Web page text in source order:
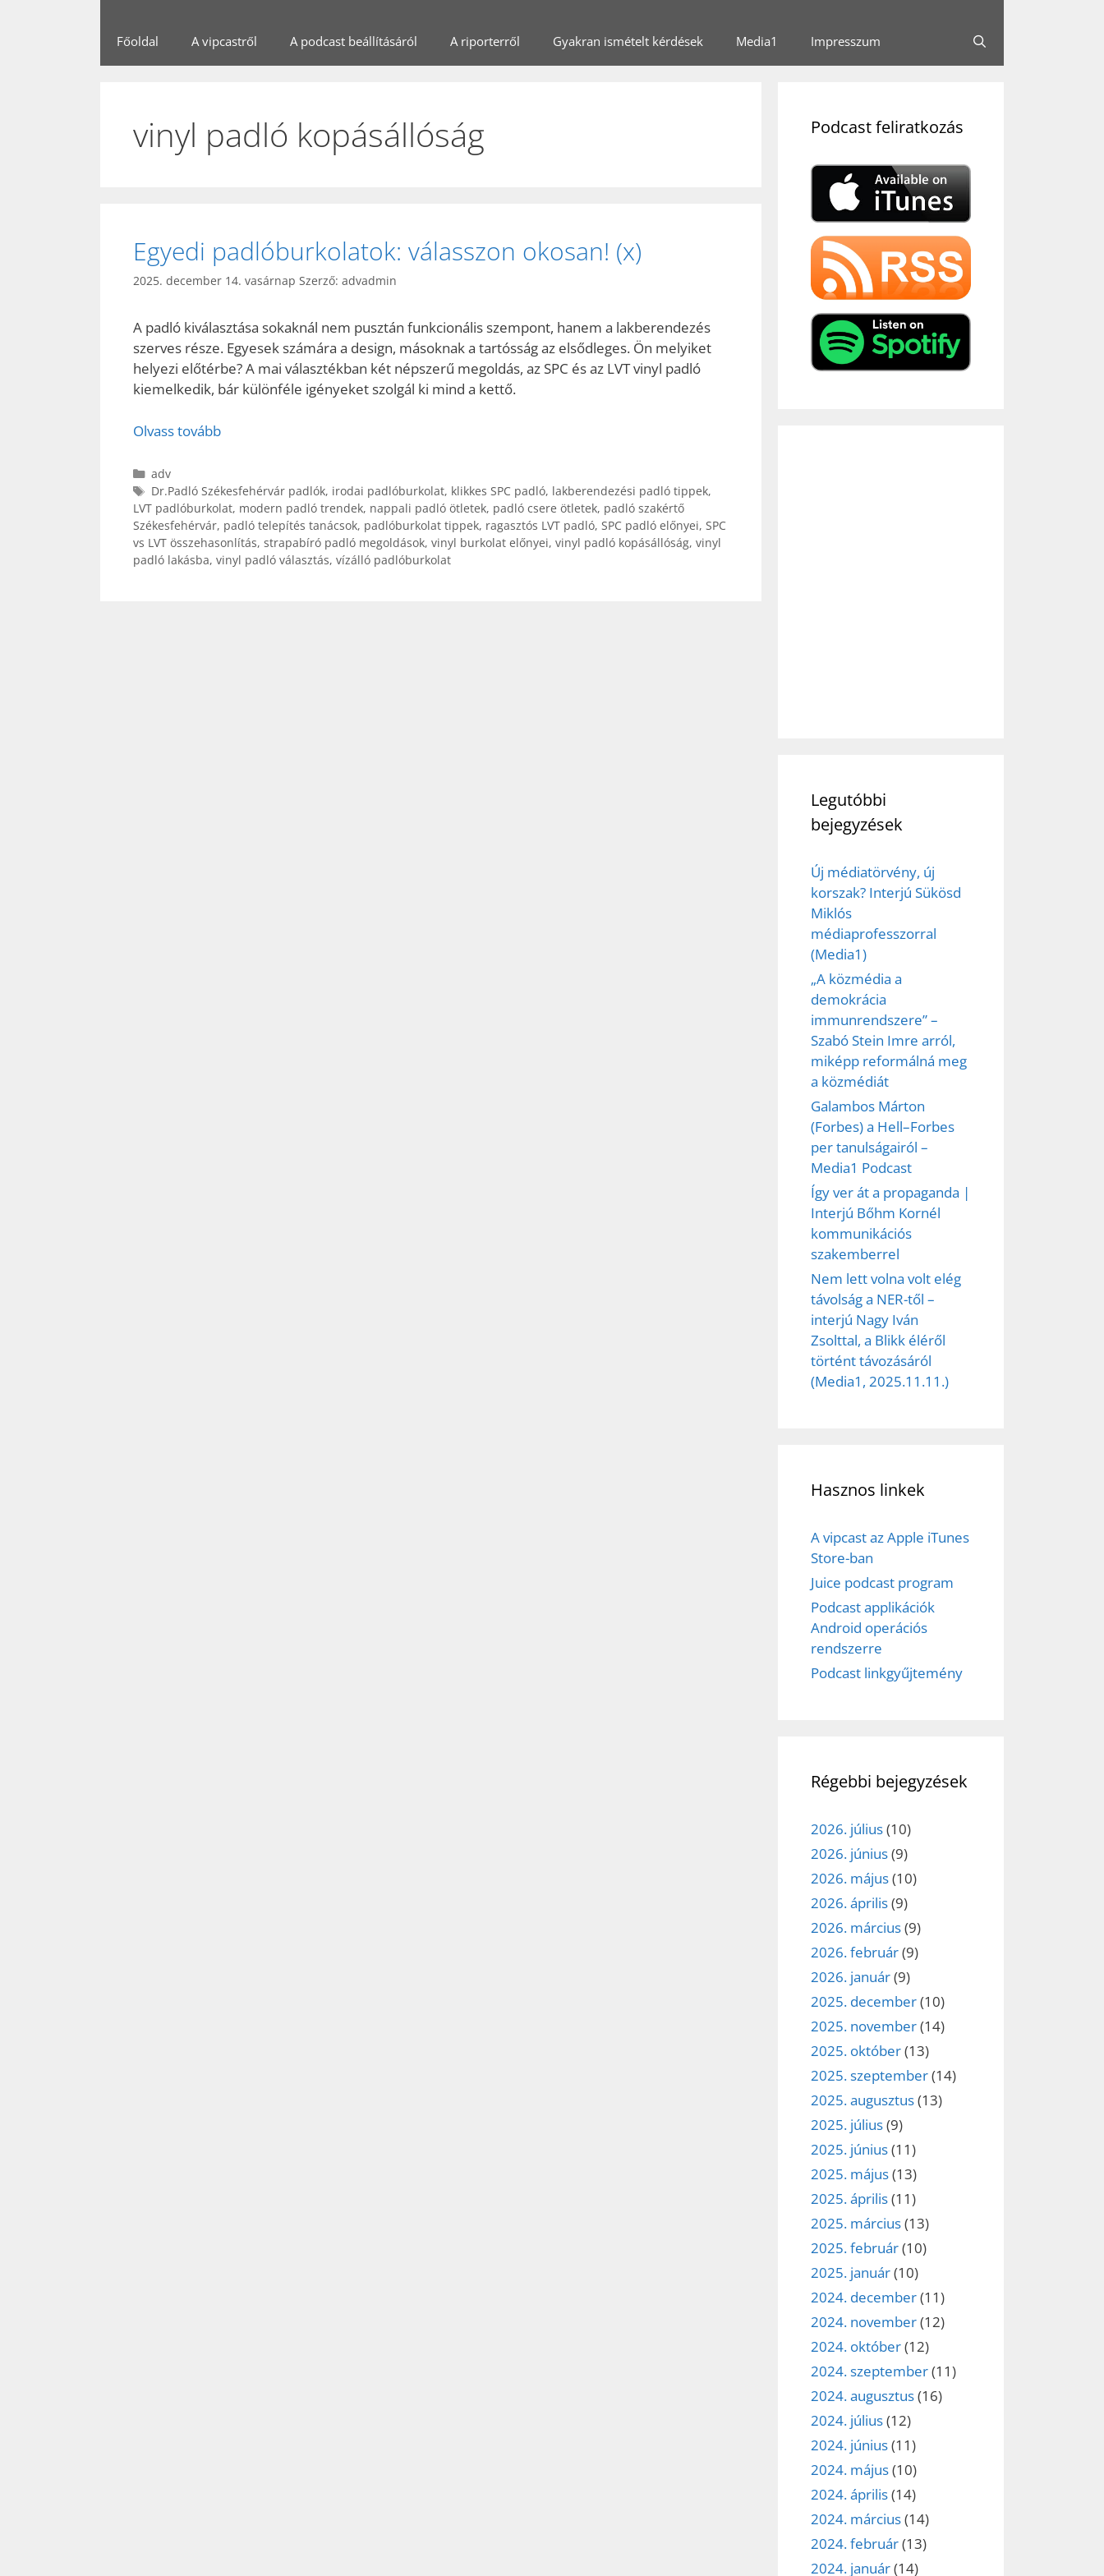
Főoldal A vipcastről A podcast beállításáról A riporterről Gyakran ismételt kérdések Media1 Impresszum
vinyl padló kopásállóság
Egyedi padlóburkolatok: válasszon okosan! (x)
2025. december 14. vasárnap Szerző: advadmin
A padló kiválasztása sokaknál nem pusztán funkcionális szempont, hanem a lakberendezés
szerves része. Egyesek számára a design, másoknak a tartósság az elsődleges. Ön melyiket
helyezi előtérbe? A mai választékban két népszerű megoldás, az SPC és az LVT vinyl padló
kiemelkedik, bár különféle igényeket szolgál ki mind a kettő.
Olvass tovább
Kategória
adv
Címkék
Dr.Padló Székesfehérvár padlók, irodai padlóburkolat, klikkes SPC padló, lakberendezési padló tippek,
LVT padlóburkolat, modern padló trendek, nappali padló ötletek, padló csere ötletek, padló szakértő
Székesfehérvár, padló telepítés tanácsok, padlóburkolat tippek, ragasztós LVT padló, SPC padló előnyei, SPC
vs LVT összehasonlítás, strapabíró padló megoldások, vinyl burkolat előnyei, vinyl padló kopásállóság, vinyl
padló lakásba, vinyl padló választás, vízálló padlóburkolat
Podcast feliratkozás
Legutóbbi
bejegyzések
Új médiatörvény, új
korszak? Interjú Sükösd
Miklós
médiaprofesszorral
(Media1)
„A közmédia a
demokrácia
immunrendszere” –
Szabó Stein Imre arról,
miképp reformálná meg
a közmédiát
Galambos Márton
(Forbes) a Hell–Forbes
per tanulságairól –
Media1 Podcast
Így ver át a propaganda |
Interjú Bőhm Kornél
kommunikációs
szakemberrel
Nem lett volna volt elég
távolság a NER-től –
interjú Nagy Iván
Zsolttal, a Blikk éléről
történt távozásáról
(Media1, 2025.11.11.)
Hasznos linkek
A vipcast az Apple iTunes
Store-ban
Juice podcast program
Podcast applikációk
Android operációs
rendszerre
Podcast linkgyűjtemény
Régebbi bejegyzések
2026. július(10)
2026. június(9)
2026. május(10)
2026. április(9)
2026. március(9)
2026. február(9)
2026. január(9)
2025. december(10)
2025. november(14)
2025. október(13)
2025. szeptember(14)
2025. augusztus(13)
2025. július(9)
2025. június(11)
2025. május(13)
2025. április(11)
2025. március(13)
2025. február(10)
2025. január(10)
2024. december(11)
2024. november(12)
2024. október(12)
2024. szeptember(11)
2024. augusztus(16)
2024. július(12)
2024. június(11)
2024. május(10)
2024. április(14)
2024. március(14)
2024. február(13)
2024. január(14)